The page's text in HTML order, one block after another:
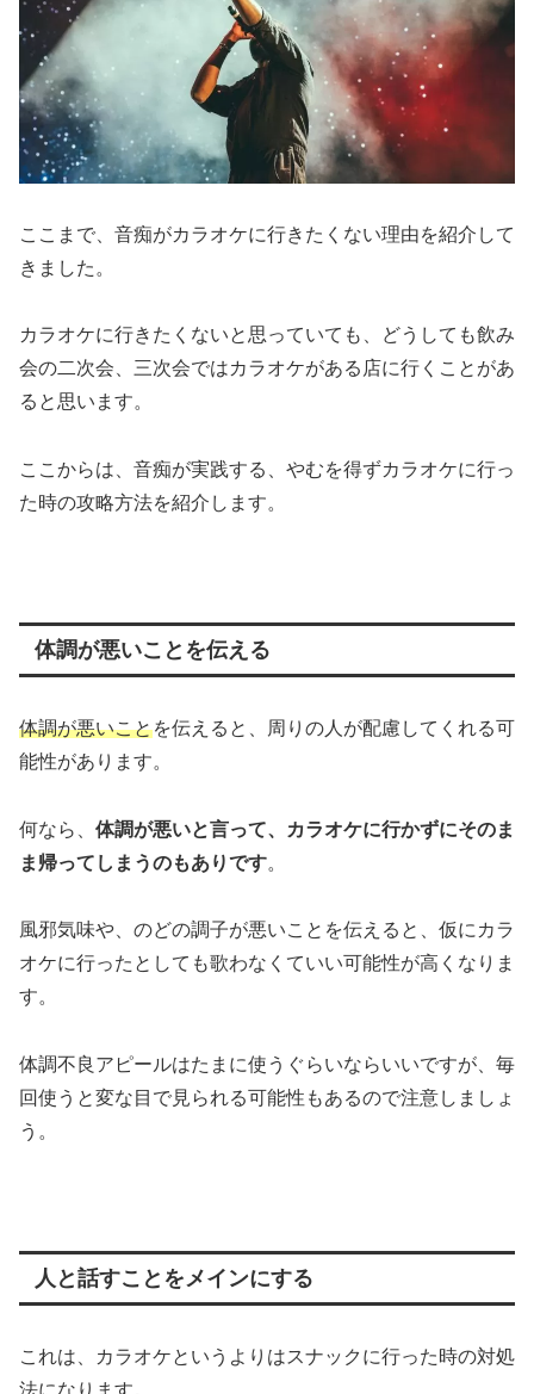
ここまで、音痴がカラオケに行きたくない理由を紹介して
きました。
カラオケに行きたくないと思っていても、どうしても飲み
会の二次会、三次会ではカラオケがある店に行くことがあ
ると思います。
ここからは、音痴が実践する、やむを得ずカラオケに行っ
た時の攻略方法を紹介します。
体調が悪いことを伝える
体調が悪いことを伝えると、周りの人が配慮してくれる可
能性があります。
何なら、 体調が悪いと言って、カラオケに行かずにそのま
ま帰ってしまうのもありです。
風邪気味や、のどの調子が悪いことを伝えると、仮にカラ
オケに行ったとしても歌わなくていい可能性が高くなりま
す。
体調不良アピールはたまに使うぐらいならいいですが、毎
回使うと変な目で見られる可能性もあるので注意しましょ
う。
人と話すことをメインにする
これは、カラオケというよりはスナックに行った時の対処
法になります。